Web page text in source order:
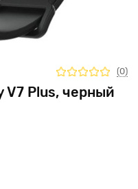
V7 Plus, черный
(0)